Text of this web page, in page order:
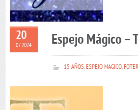
20
07 2024 Espejo Mágico –
15 AÑOS,ESPEJO MAGICO,